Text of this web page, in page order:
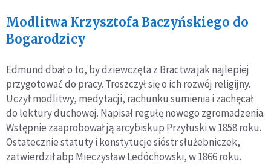
Modlitwa Krzysztofa Baczyńskiego do
Bogarodzicy
Edmund dbał o to, by dziewczęta z Bractwa jak najlepiej
przygotować do pracy. Troszczył się o ich rozwój religijny.
Uczył modlitwy, medytacji, rachunku sumienia i zachęcał
do lektury duchowej. Napisał regułę nowego zgromadzenia.
Wstępnie zaaprobował ją arcybiskup Przyłuski w 1858 roku.
Ostatecznie statuty i konstytucje sióstr służebniczek,
zatwierdził abp Mieczysław Ledóchowski, w 1866 roku.